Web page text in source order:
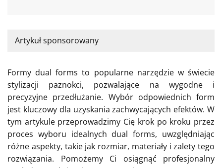
Artykuł sponsorowany
Formy dual forms to popularne narzędzie w świecie
stylizacji paznokci, pozwalające na wygodne i
precyzyjne przedłużanie. Wybór odpowiednich form
jest kluczowy dla uzyskania zachwycających efektów. W
tym artykule przeprowadzimy Cię krok po kroku przez
proces wyboru idealnych dual forms, uwzględniając
różne aspekty, takie jak rozmiar, materiały i zalety tego
rozwiązania. Pomożemy Ci osiągnąć profesjonalny